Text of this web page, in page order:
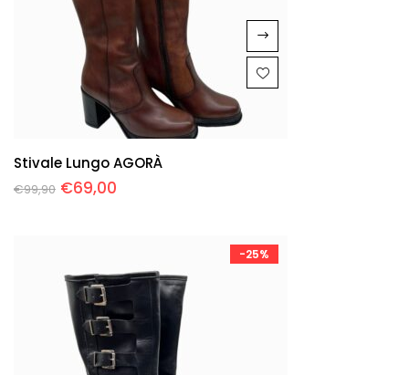
Stivale Lungo AGORÀ
€99,90 €69,00
-25%